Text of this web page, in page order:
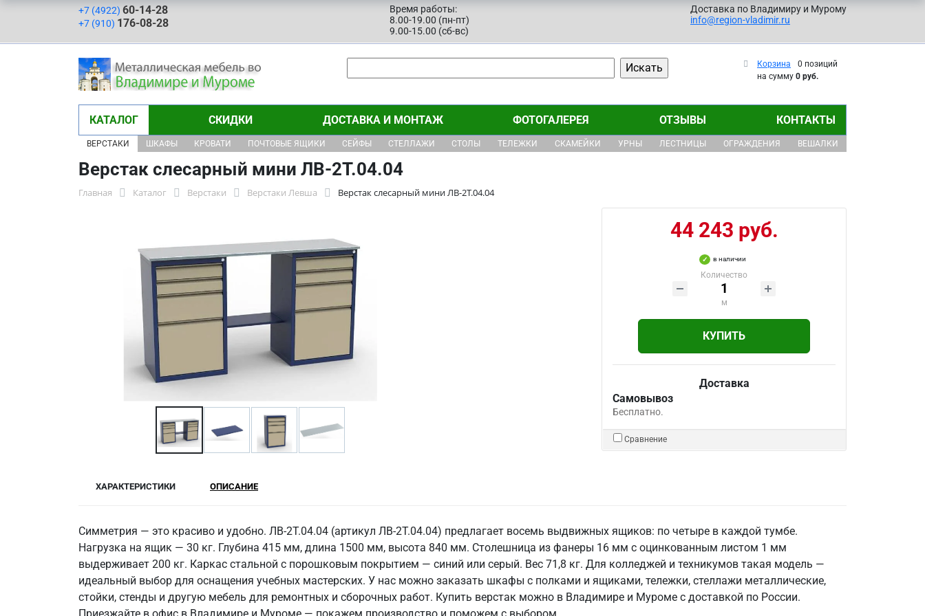
+7 (4922) 60-14-28
+7 (910) 176-08-28
Время работы:
8.00-19.00 (пн-пт)
9.00-15.00 (сб-вс)
Доставка по Владимиру и Мурому
info@region-vladimir.ru
Корзина
0 позиций
на сумму 0 руб.
КАТАЛОГ СКИДКИ ДОСТАВКА И МОНТАЖ ФОТОГАЛЕРЕЯ ОТЗЫВЫ КОНТАКТЫ
ВЕРСТАКИ ШКАФЫ КРОВАТИ ПОЧТОВЫЕ ЯЩИКИ СЕЙФЫ СТЕЛЛАЖИ СТОЛЫ ТЕЛЕЖКИ СКАМЕЙКИ УРНЫ ЛЕСТНИЦЫ ОГРАЖДЕНИЯ ВЕШАЛКИ
Верстак слесарный мини ЛВ-2Т.04.04
Главная Каталог Верстаки Верстаки Левша Верстак слесарный мини ЛВ-2Т.04.04
44 243 руб.
в наличии
Количество
м
КУПИТЬ
Доставка
Самовывоз
Бесплатно.
Сравнение
ХАРАКТЕРИСТИКИ ОПИСАНИЕ
Симметрия — это красиво и удобно. ЛВ-2Т.04.04 (артикул ЛВ-2Т.04.04) предлагает восемь выдвижных ящиков: по четыре в каждой тумбе.
Нагрузка на ящик — 30 кг. Глубина 415 мм, длина 1500 мм, высота 840 мм. Столешница из фанеры 16 мм с оцинкованным листом 1 мм
выдерживает 200 кг. Каркас стальной с порошковым покрытием — синий или серый. Вес 71,8 кг. Для колледжей и техникумов такая модель —
идеальный выбор для оснащения учебных мастерских. У нас можно заказать шкафы с полками и ящиками, тележки, стеллажи металлические,
стойки, стенды и другую мебель для ремонтных и сборочных работ. Купить верстак можно в Владимире и Муроме с доставкой по России.